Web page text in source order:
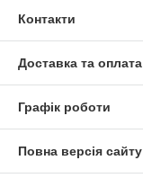
Контакти
Доставка та оплата
Графік роботи
Повна версія сайту